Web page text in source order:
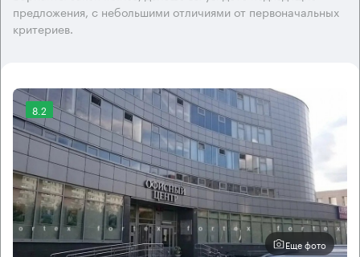
предложения, с небольшими отличиями от первоначальных
критериев.
8.2
Еще фото